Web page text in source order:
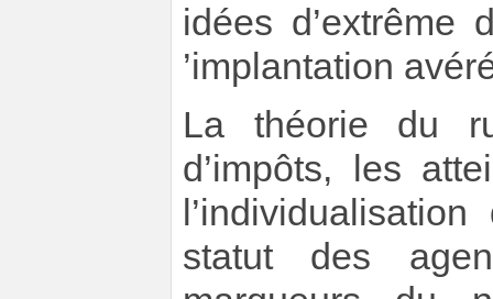
idées
’implantation
La théorie du
d’impôts, les
statut des